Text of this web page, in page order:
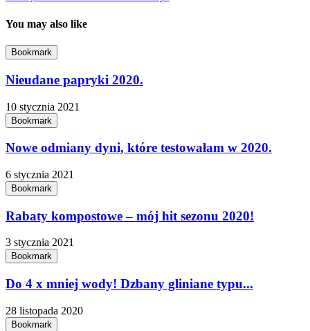
You may also like
Bookmark
Nieudane papryki 2020.
10 stycznia 2021
Bookmark
Nowe odmiany dyni, które testowałam w 2020.
6 stycznia 2021
Bookmark
Rabaty kompostowe – mój hit sezonu 2020!
3 stycznia 2021
Bookmark
Do 4 x mniej wody! Dzbany gliniane typu...
28 listopada 2020
Bookmark